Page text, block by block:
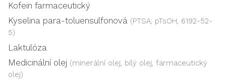
Kofein farmaceutický
Kyselina para-toluensulfonová (PTSA; pTsOH, 6192-52-
5)
Laktulóza
Medicinální olej (minerální olej, bílý olej, farmaceutický
olej)